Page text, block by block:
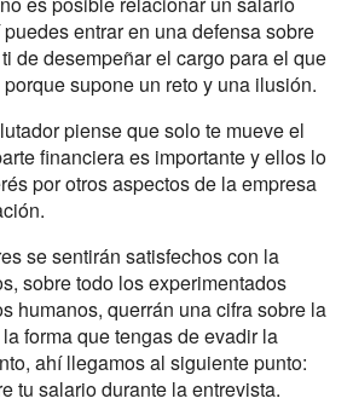
entrar en una defensa sobre
de desempeñar el cargo para el que
supone un reto y una ilusión.
piense que solo te mueve el
financiera es importante y ellos lo
por otros aspectos de la empresa
se sentirán satisfechos con la
sobre todo los experimentados
humanos, querrán una cifra sobre la
forma que tengas de evadir la
ahí llegamos al siguiente punto:
tu salario durante la entrevista.